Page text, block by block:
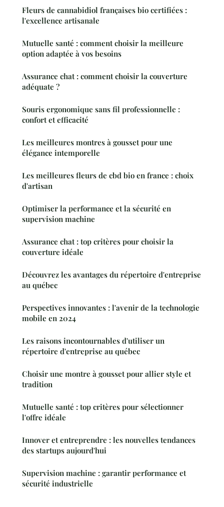
Fleurs de cannabidiol françaises bio certifiées :
l'excellence artisanale
Mutuelle santé : comment choisir la meilleure
option adaptée à vos besoins
Assurance chat : comment choisir la couverture
adéquate ?
Souris ergonomique sans fil professionnelle :
confort et efficacité
Les meilleures montres à gousset pour une
élégance intemporelle
Les meilleures fleurs de cbd bio en france : choix
d'artisan
Optimiser la performance et la sécurité en
supervision machine
Assurance chat : top critères pour choisir la
couverture idéale
Découvrez les avantages du répertoire d'entreprise
au québec
Perspectives innovantes : l'avenir de la technologie
mobile en 2024
Les raisons incontournables d'utiliser un
répertoire d'entreprise au québec
Choisir une montre à gousset pour allier style et
tradition
Mutuelle santé : top critères pour sélectionner
l'offre idéale
Innover et entreprendre : les nouvelles tendances
des startups aujourd'hui
Supervision machine : garantir performance et
sécurité industrielle